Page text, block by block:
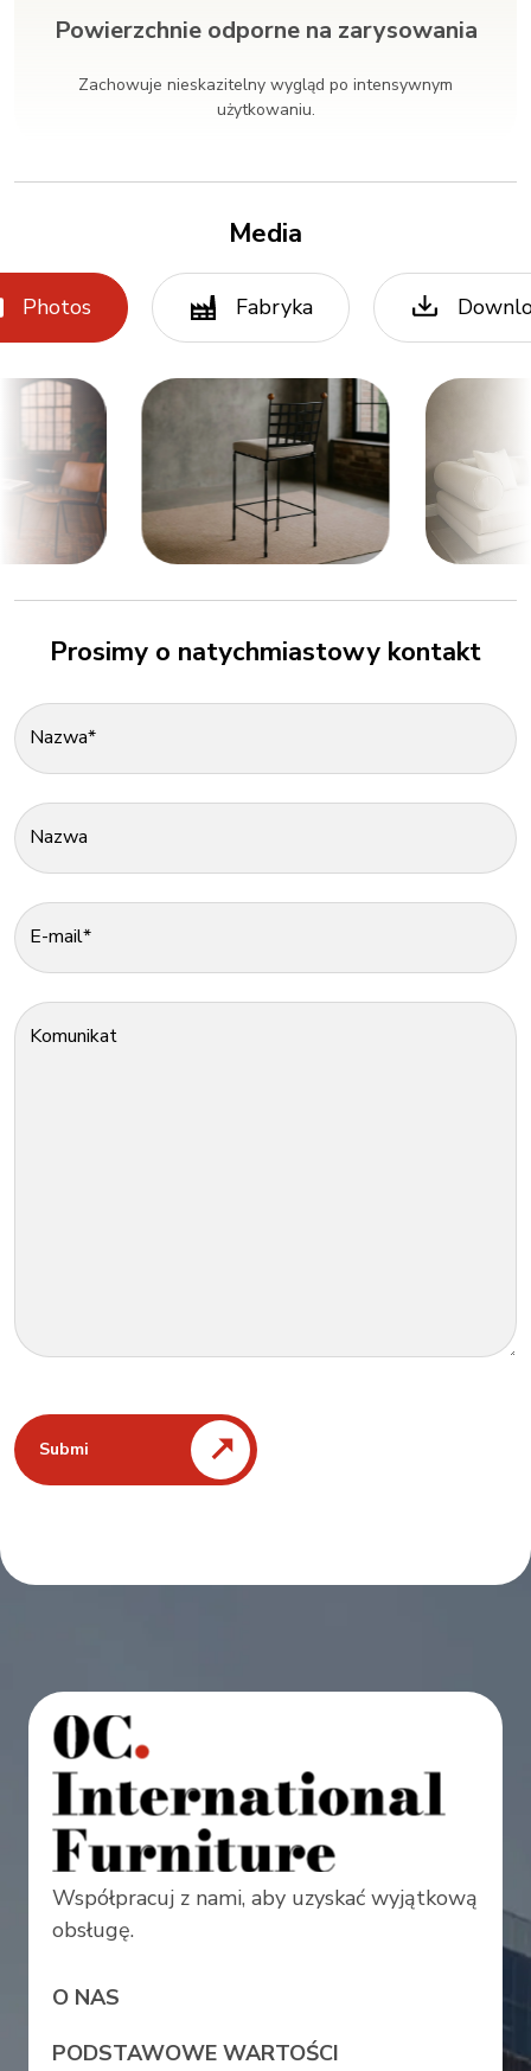
Powierzchnie odporne na zarysowania
Zachowuje nieskazitelny wygląd po intensywnym
użytkowaniu.
Media
Photos Fabryka
Prosimy o natychmiastowy kontakt
Nazwa*
Nazwa
E-mail*
Komunikat
Submi
Współpracuj z nami, aby uzyskać wyjątkową
obsługę.
O NAS
PODSTAWOWE WARTOŚCI